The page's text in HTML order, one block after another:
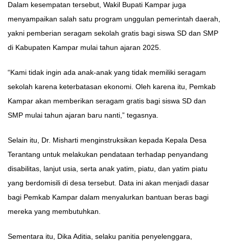
Dalam kesempatan tersebut, Wakil Bupati Kampar juga
menyampaikan salah satu program unggulan pemerintah daerah,
yakni pemberian seragam sekolah gratis bagi siswa SD dan SMP
di Kabupaten Kampar mulai tahun ajaran 2025.
“Kami tidak ingin ada anak-anak yang tidak memiliki seragam
sekolah karena keterbatasan ekonomi. Oleh karena itu, Pemkab
Kampar akan memberikan seragam gratis bagi siswa SD dan
SMP mulai tahun ajaran baru nanti,” tegasnya.
Selain itu, Dr. Misharti menginstruksikan kepada Kepala Desa
Terantang untuk melakukan pendataan terhadap penyandang
disabilitas, lanjut usia, serta anak yatim, piatu, dan yatim piatu
yang berdomisili di desa tersebut. Data ini akan menjadi dasar
bagi Pemkab Kampar dalam menyalurkan bantuan beras bagi
mereka yang membutuhkan.
Sementara itu, Dika Aditia, selaku panitia penyelenggara,